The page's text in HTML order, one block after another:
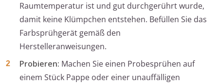
Raumtemperatur ist und gut durchgerührt wurde,
damit keine Klümpchen entstehen. Befüllen Sie das
Farbsprühgerät gemäß den
Herstelleranweisungen.
Probieren: Machen Sie einen Probesprühen auf
einem Stück Pappe oder einer unauffälligen